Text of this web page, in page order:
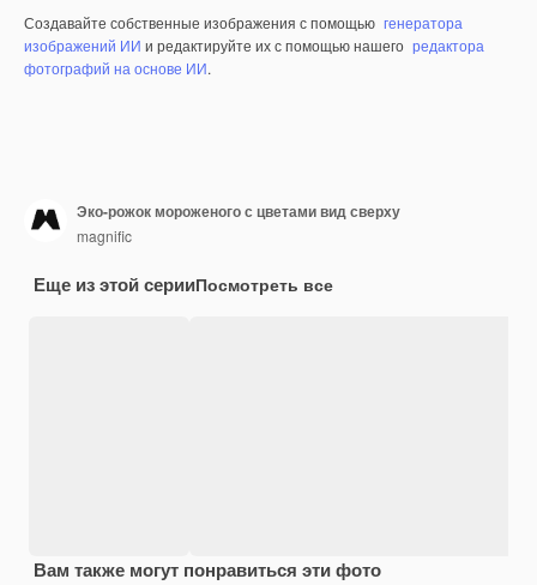
Создавайте собственные изображения с помощью генератора
изображений ИИ и редактируйте их с помощью нашего редактора
фотографий на основе ИИ.
Эко-рожок мороженого с цветами вид сверху
magnific
Еще из этой серииПосмотреть все
Вам также могут понравиться эти фото